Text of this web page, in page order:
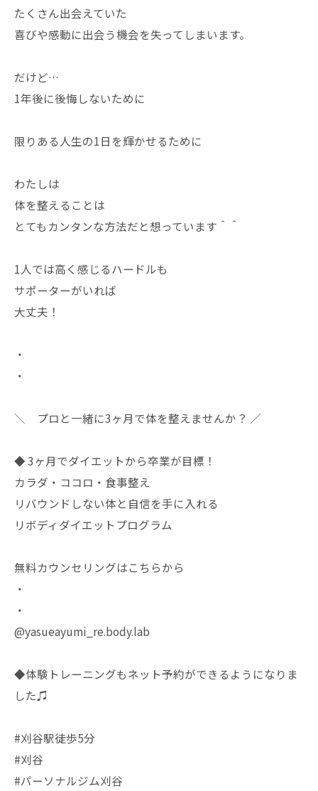
たくさん出会えていた
喜びや感動に出会う機会を失ってしまいます。
だけど…
1年後に後悔しないために
限りある人生の1日を輝かせるために
わたしは
体を整えることは
とてもカンタンな方法だと想っています＾＾
1人では高く感じるハードルも
サポーターがいれば
大丈夫！
・
・
＼ プロと一緒に3ヶ月で体を整えませんか？ ／
◆ 3ヶ月でダイエットから卒業が目標！
カラダ・ココロ・食事整え
リバウンドしない体と自信を手に入れる
リボディダイエットプログラム
無料カウンセリングはこちらから
・
・
@yasueayumi_re.body.lab
◆体験トレーニングもネット予約ができるようになりま
した♫
#刈谷駅徒歩5分
#刈谷
#パーソナルジム刈谷